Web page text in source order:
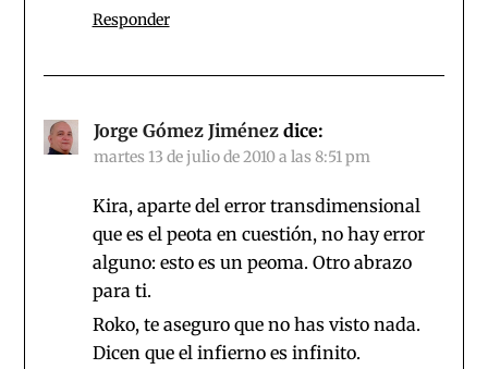
Responder
Jorge Gómez Jiménez dice:
martes 13 de julio de 2010 a las 8:51 pm
Kira, aparte del error transdimensional
que es el peota en cuestión, no hay error
alguno: esto es un peoma. Otro abrazo
para ti.
Roko, te aseguro que no has visto nada.
Dicen que el infierno es infinito.